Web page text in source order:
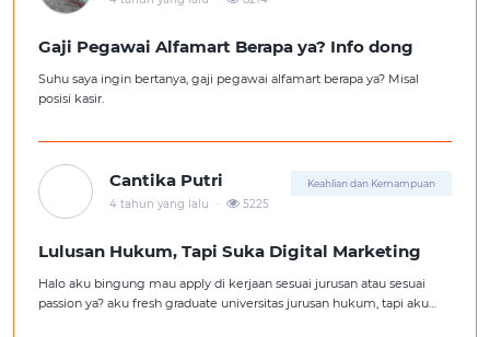
Gaji Pegawai Alfamart Berapa ya? Info dong
Suhu saya ingin bertanya, gaji pegawai alfamart berapa ya? Misal
posisi kasir.
Cantika Putri Keahlian dan Kemampuan
4 tahun yang lalu . 5225
Lulusan Hukum, Tapi Suka Digital Marketing
Halo aku bingung mau apply di kerjaan sesuai jurusan atau sesuai
passion ya? aku fresh graduate universitas jurusan hukum, tapi aku